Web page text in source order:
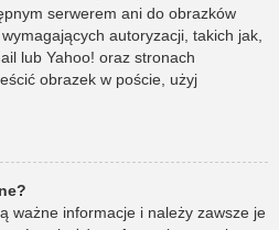
serwerem ani do obrazków
autoryzacji, takich jak,
lub Yahoo! oraz stronach
obrazek w poście, użyj
ważne informacje i należy zawsze je